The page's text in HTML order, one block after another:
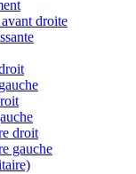
droite
droit
gauche